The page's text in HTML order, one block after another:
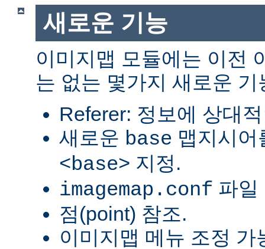
새로운 기능
이미지맵 모듈에는 이전
는 없는 몇가지 새로운 기
Referer: 정보에 상대
새로운 base 맵지시어
<base> 지정.
imagemap.conf 파일
점(point) 참조.
이미지맵 메뉴 조정 가